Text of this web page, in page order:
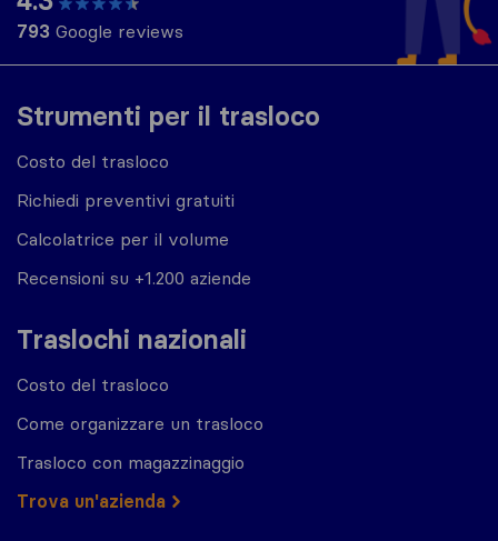
Strumenti per il trasloco
Costo del trasloco
Richiedi preventivi gratuiti
Calcolatrice per il volume
Recensioni su +1.200 aziende
Traslochi nazionali
Costo del trasloco
Come organizzare un trasloco
Trasloco con magazzinaggio
Trova un'azienda
793 Google reviews